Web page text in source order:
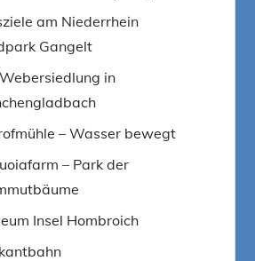
am Niederrhein
Gangelt
in
– Wasser bewegt
– Park der
Insel Hombroich